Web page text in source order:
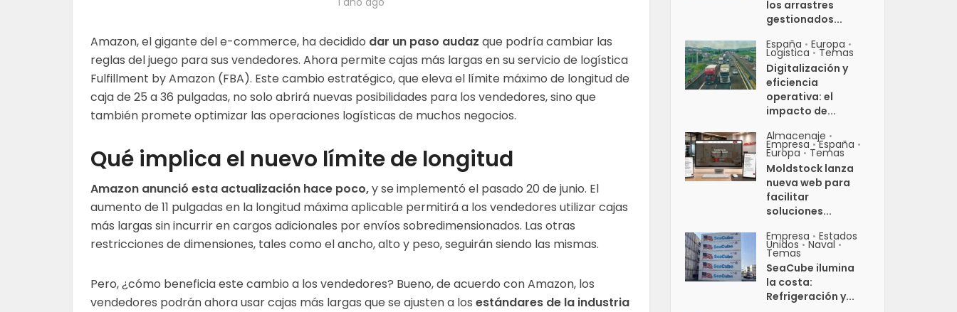
Amazon, el gigante del e-commerce, ha decidido dar un paso audaz que podría cambiar las
reglas del juego para sus vendedores. Ahora permite cajas más largas en su servicio de logística
Fulfillment by Amazon (FBA). Este cambio estratégico, que eleva el límite máximo de longitud de
caja de 25 a 36 pulgadas, no solo abrirá nuevas posibilidades para los vendedores, sino que
también promete optimizar las operaciones logísticas de muchos negocios.
Qué implica el nuevo límite de longitud
Amazon anunció esta actualización hace poco,y se implementó el pasado 20 de junio. El
aumento de 11 pulgadas en la longitud máxima aplicable permitirá a los vendedores utilizar cajas
más largas sin incurrir en cargos adicionales por envíos sobredimensionados. Las otras
restricciones de dimensiones, tales como el ancho, alto y peso, seguirán siendo las mismas.
Pero, ¿cómo beneficia este cambio a los vendedores? Bueno, de acuerdo con Amazon, los
vendedores podrán ahora usar cajas más largas que se ajusten a los estándares de la industria
los arrastres
gestionados...
España • Europa •
Logistica • Temas
Digitalización y
eficiencia
operativa: el
impacto de...
Almacenaje •
Empresa • España •
Europa • Temas
Moldstock lanza
nueva web para
facilitar
soluciones...
Empresa • Estados
Unidos • Naval •
Temas
SeaCube ilumina
la costa:
Refrigeración y...